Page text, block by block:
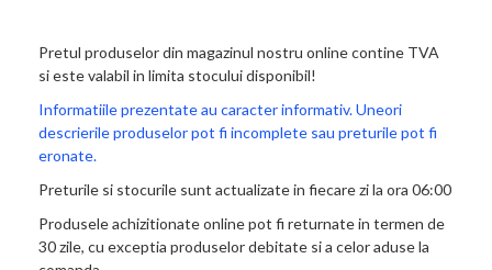
Pretul produselor din magazinul nostru online contine TVA
si este valabil in limita stocului disponibil!
Informatiile prezentate au caracter informativ. Uneori
descrierile produselor pot fi incomplete sau preturile pot fi
eronate.
Preturile si stocurile sunt actualizate in fiecare zi la ora 06:00
Produsele achizitionate online pot fi returnate in termen de
30 zile, cu exceptia produselor debitate si a celor aduse la